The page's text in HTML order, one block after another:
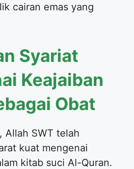
cairan emas yang
Syariat
Keajaiban
Obat
Allah SWT telah
kuat mengenai
kitab suci Al-Quran.